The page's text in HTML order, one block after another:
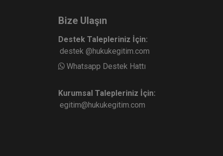
Bize Ulaşın
Destek Talepleriniz İçin:
destek @hukukegitim.com
Whatsapp Destek Hattı
Kurumsal Talepleriniz İçin:
egitim@hukukegitim.com